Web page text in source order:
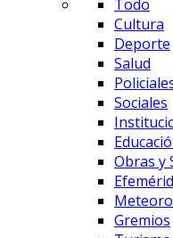
Todo
Cultura
Deporte
Salud
Sociales
Obras y
Gremios